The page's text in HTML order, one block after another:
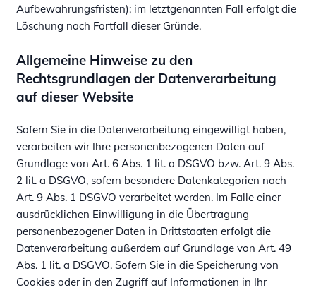
Aufbewahrungsfristen); im letztgenannten Fall erfolgt die
Löschung nach Fortfall dieser Gründe.
Allgemeine Hinweise zu den
Rechtsgrundlagen der Datenverarbeitung
auf dieser Website
Sofern Sie in die Datenverarbeitung eingewilligt haben,
verarbeiten wir Ihre personenbezogenen Daten auf
Grundlage von Art. 6 Abs. 1 lit. a DSGVO bzw. Art. 9 Abs.
2 lit. a DSGVO, sofern besondere Datenkategorien nach
Art. 9 Abs. 1 DSGVO verarbeitet werden. Im Falle einer
ausdrücklichen Einwilligung in die Übertragung
personenbezogener Daten in Drittstaaten erfolgt die
Datenverarbeitung außerdem auf Grundlage von Art. 49
Abs. 1 lit. a DSGVO. Sofern Sie in die Speicherung von
Cookies oder in den Zugriff auf Informationen in Ihr